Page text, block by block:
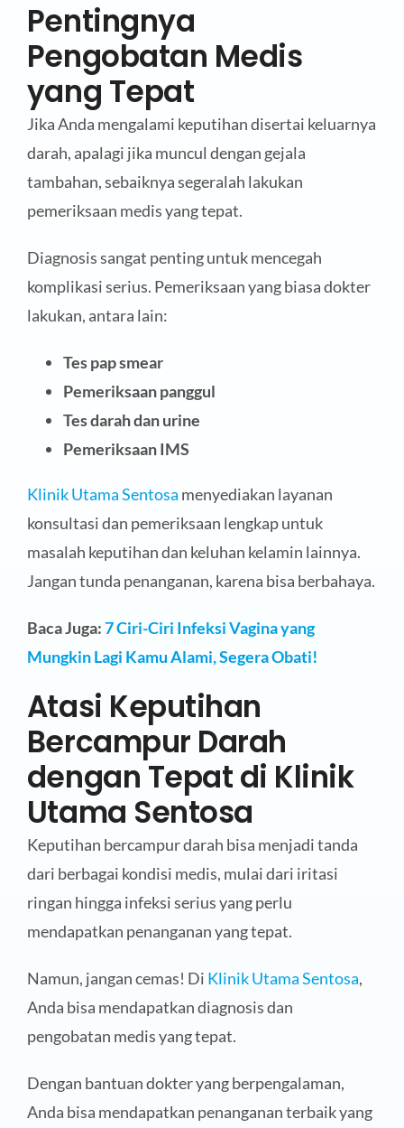
Pentingnya
Pengobatan Medis
yang Tepat
Jika Anda mengalami keputihan disertai keluarnya
darah, apalagi jika muncul dengan gejala
tambahan, sebaiknya segeralah lakukan
pemeriksaan medis yang tepat.
Diagnosis sangat penting untuk mencegah
komplikasi serius. Pemeriksaan yang biasa dokter
lakukan, antara lain:
Tes pap smear
Pemeriksaan panggul
Tes darah dan urine
Pemeriksaan IMS
Klinik Utama Sentosa menyediakan layanan
konsultasi dan pemeriksaan lengkap untuk
masalah keputihan dan keluhan kelamin lainnya.
Jangan tunda penanganan, karena bisa berbahaya.
Baca Juga:7 Ciri-Ciri Infeksi Vagina yang
Mungkin Lagi Kamu Alami, Segera Obati!
Atasi Keputihan
Bercampur Darah
dengan Tepat di Klinik
Utama Sentosa
Keputihan bercampur darah bisa menjadi tanda
dari berbagai kondisi medis, mulai dari iritasi
ringan hingga infeksi serius yang perlu
mendapatkan penanganan yang tepat.
Namun, jangan cemas! Di Klinik Utama Sentosa,
Anda bisa mendapatkan diagnosis dan
pengobatan medis yang tepat.
Dengan bantuan dokter yang berpengalaman,
Anda bisa mendapatkan penanganan terbaik yang